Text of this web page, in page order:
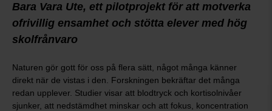
Bara Vara Ute, ett pilotprojekt för att motverka
ofrivillig ensamhet och stötta elever med hög
skolfrånvaro
Naturen gör gott för oss på flera sätt, något många känner
direkt när de vistas i den. Forskningen bekräftar det många
redan upplever. Studier visar att blodtryck och kortisolnivåer
sjunker, att nedstämdhet minskar och att fokus, koncentration